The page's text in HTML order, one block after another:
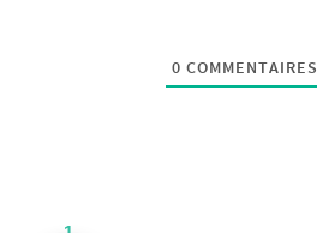
0 COMMENTAIRES